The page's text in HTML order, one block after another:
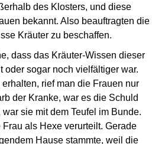
des Klosters, und diese
bekannt. Also beauftragten die
Kräuter zu beschaffen.
dass das Kräuter-Wissen dieser
oder sogar noch vielfältiger war.
rief man die Frauen nur
der Kranke, war es die Schuld
sie mit dem Teufel im Bunde.
als Hexe verurteilt. Gerade
Hause stammte, weil die